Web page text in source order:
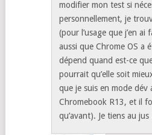
Fred
2018, 07:13
Hello Raf ! Désolé pour
Je n’ai pas vraiment
applications en même
Mais je vais réessayer